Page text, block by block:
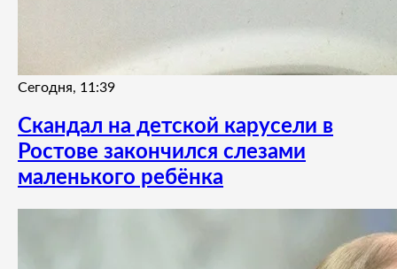
Сегодня, 11:39
Скандал на детской карусели в
Ростове закончился слезами
маленького ребёнка